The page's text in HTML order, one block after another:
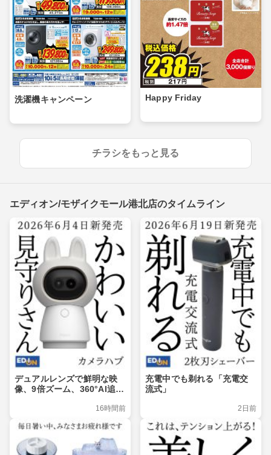
洗濯機キャンペーン Happy Friday
チラシをもっと見る
エディオン/モザイクモール港北店のタイムライン
デュアルレンズで鮮明な映
像、9倍ズーム、360°Al追
16時間前
充電中でも剃れる「充電交
流式」
2日前